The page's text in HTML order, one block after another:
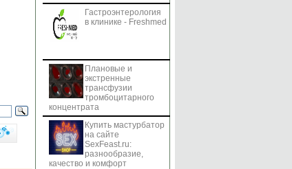
Гастроэнтерология
в клинике - Freshmed
Плановые и
экстренные
трансфузии
тромбоцитарного
концентрата
Купить мастурбатор
на сайте
SexFeast.ru:
разнообразие,
качество и комфорт